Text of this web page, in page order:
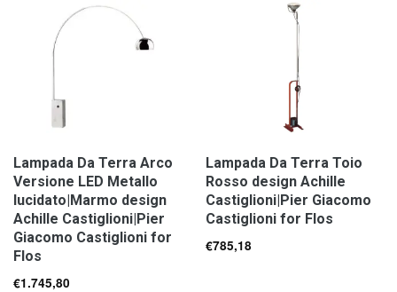
Lampada Da Terra Arco
Versione LED Metallo
lucidato|Marmo design
Achille Castiglioni|Pier
Giacomo Castiglioni for
Flos
€1.745,80
Lampada Da Terra Toio
Rosso design Achille
Castiglioni|Pier Giacomo
Castiglioni for Flos
€785,18